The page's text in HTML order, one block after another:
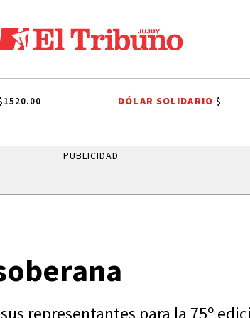
EL TRIBUNO POR LOS BARRIOS ONDA ESTUDIANTIL
DÓLAR SOLIDARIO$
PUBLICIDAD
representantes para la 75º